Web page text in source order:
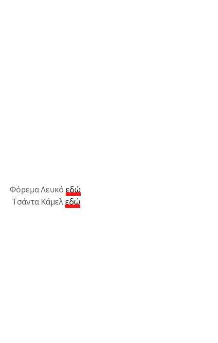
Φόρεμα Λευκόεδώ
Τσάντα Κάμελεδώ